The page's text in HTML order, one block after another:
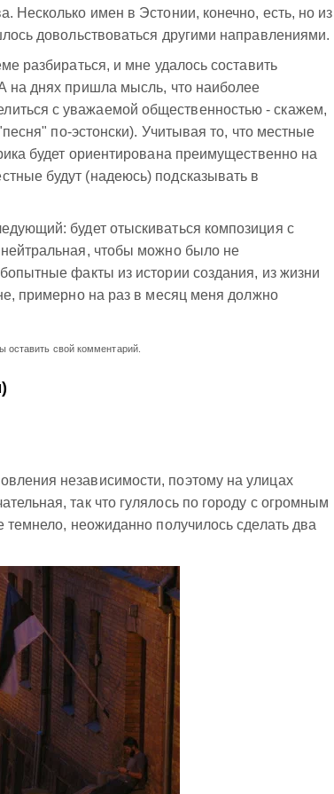
Несколько имен в Эстонии, конечно, есть, но из
довольствоваться другими направлениями.
разбираться, и мне удалось составить
на днях пришла мысль, что наиболее
с уважаемой общественностью - скажем,
по-эстонски). Учитывая то, что местные
будет ориентирована преимущественно на
будут (надеюсь) подсказывать в
будет отыскиваться композиция с
чтобы можно было не
факты из истории создания, из жизни
примерно на раз в месяц меня должно
оставить свой комментарий.
независимости, поэтому на улицах
так что гулялось по городу с огромным
темнело, неожиданно получилось сделать два